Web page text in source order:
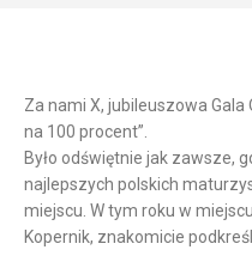
Za nami X, jubileuszowa
na 100 procent”.
Było odświętnie jak zawsze,
najlepszych polskich
miejscu. W tym roku w
Kopernik, znakomicie